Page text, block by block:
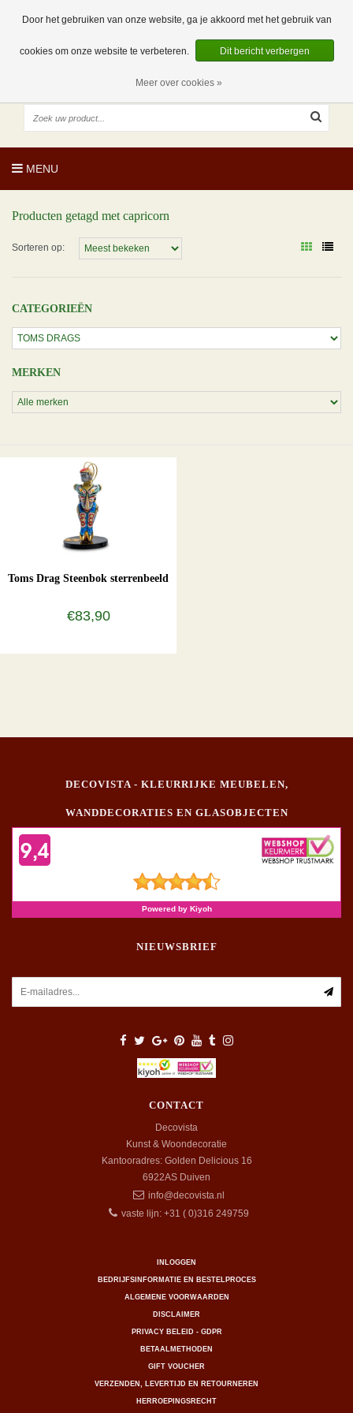
0 Artikelen
NL
EUR
MENU
Producten getagd met capricorn
Sorteren op:
CATEGORIEËN
MERKEN
Toms Drag Steenbok sterrenbeeld
€83,90
DECOVISTA - KLEURRIJKE MEUBELEN,
WANDDECORATIES EN GLASOBJECTEN
NIEUWSBRIEF
CONTACT
Decovista
Kunst & Woondecoratie
Kantooradres: Golden Delicious 16
6922AS Duiven
info@decovista.nl
vaste lijn: +31 ( 0)316 249759
INLOGGEN
BEDRIJFSINFORMATIE EN BESTELPROCES
ALGEMENE VOORWAARDEN
DISCLAIMER
PRIVACY BELEID - GDPR
BETAALMETHODEN
GIFT VOUCHER
VERZENDEN, LEVERTIJD EN RETOURNEREN
HERROEPINGSRECHT
Door het gebruiken van onze website, ga je akkoord met het gebruik van
cookies om onze website te verbeteren. Dit bericht verbergen
Meer over cookies »